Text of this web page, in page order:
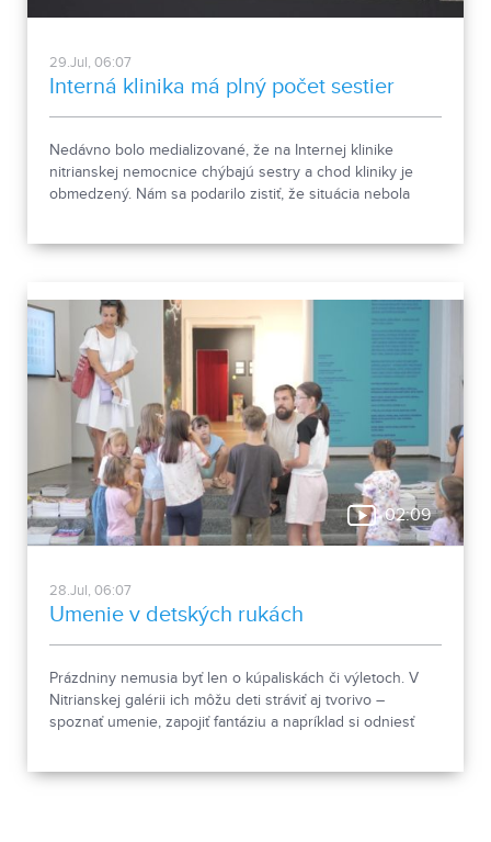
29.Jul, 06:07
Interná klinika má plný počet sestier
Nedávno bolo medializované, že na Internej klinike
nitrianskej nemocnice chýbajú sestry a chod kliniky je
obmedzený. Nám sa podarilo zistiť, že situácia nebola
02:09
28.Jul, 06:07
Umenie v detských rukách
Prázdniny nemusia byť len o kúpaliskách či výletoch. V
Nitrianskej galérii ich môžu deti stráviť aj tvorivo –
spoznať umenie, zapojiť fantáziu a napríklad si odniesť